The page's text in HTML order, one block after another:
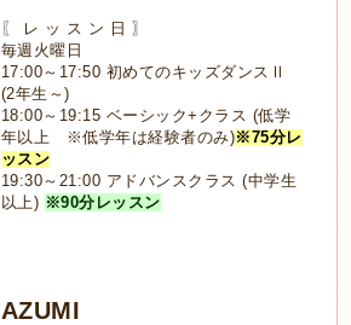
〖 レ ッ ス ン 日 〗
毎週火曜日
17:00～17:50 初めてのキッズダンスⅡ
(2年生～)
18:00～19:15 ベーシック+クラス (低学
年以上 ※低学年は経験者のみ)※75分レ
ッスン
19:30～21:00 アドバンスクラス (中学生
以上) ※90分レッスン
AZUMI